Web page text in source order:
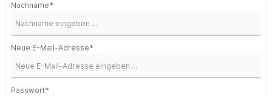
Nachname*
Neue E-Mail-Adresse*
Passwort*